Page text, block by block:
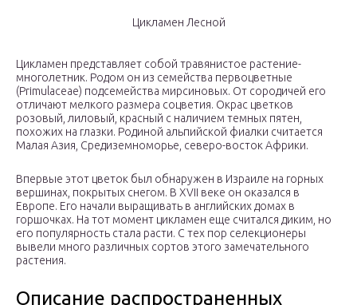
Цикламен Лесной
Цикламен представляет собой травянистое растение-
многолетник. Родом он из семейства первоцветные
(Primulaceae) подсемейства мирсиновых. От сородичей его
отличают мелкого размера соцветия. Окрас цветков
розовый, лиловый, красный с наличием темных пятен,
похожих на глазки. Родиной альпийской фиалки считается
Малая Азия, Средиземноморье, северо-восток Африки.
Впервые этот цветок был обнаружен в Израиле на горных
вершинах, покрытых снегом. В XVII веке он оказался в
Европе. Его начали выращивать в английских домах в
горшочках. На тот момент цикламен еще считался диким, но
его популярность стала расти. С тех пор селекционеры
вывели много различных сортов этого замечательного
растения.
Описание распространенных